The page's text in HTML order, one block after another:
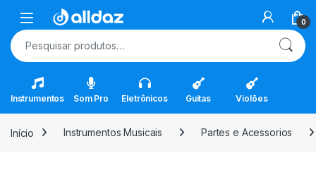
Skip to navigation
Skip to content
Open 0
Pesquisar por:
Instrumentos Som Pro Eletrônicos Guitas Violões
Início Instrumentos Musicais Partes e Acessorios